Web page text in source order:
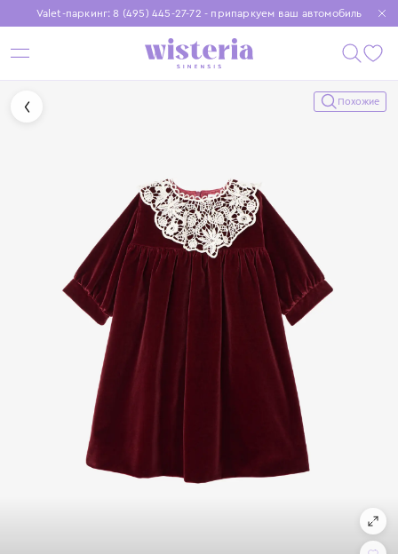
Valet-паркинг: 8 (495) 445-27-72 - припаркуем ваш автомобиль
Бесплатная доставка при заказе от 15 000 ₽
Установите приложение, чтобы покупки были еще удобнее
Похожие